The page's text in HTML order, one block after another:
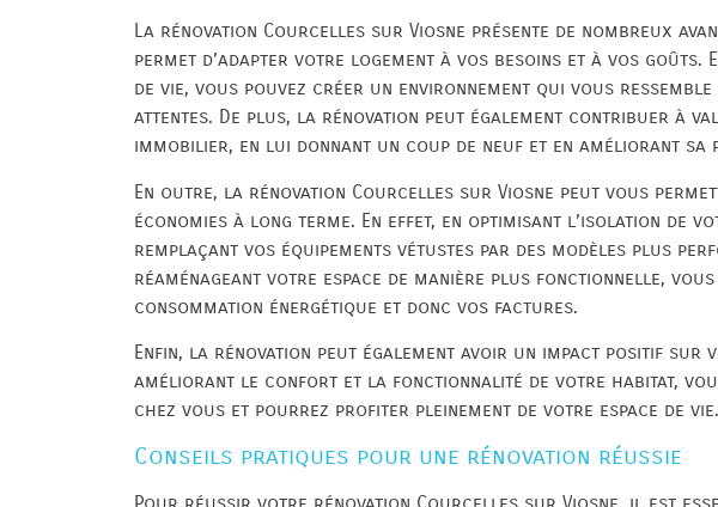
La rénovation Courcelles sur Viosne présente de nombreux
permet d’adapter votre logement à vos besoins et à vos goûts.
de vie, vous pouvez créer un environnement qui vous
attentes. De plus, la rénovation peut également contribuer à
immobilier, en lui donnant un coup de neuf et en améliorant sa
En outre, la rénovation Courcelles sur Viosne peut vous
économies à long terme. En effet, en optimisant l’isolation de
remplaçant vos équipements vétustes par des modèles plus
réaménageant votre espace de manière plus fonctionnelle,
consommation énergétique et donc vos factures.
Enfin, la rénovation peut également avoir un impact positif sur
améliorant le confort et la fonctionnalité de votre habitat,
chez vous et pourrez profiter pleinement de votre espace de vie.
Conseils pratiques pour une rénovation réussie
Pour réussir votre rénovation Courcelles sur Viosne, il est